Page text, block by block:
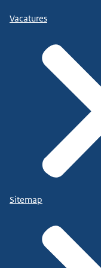
Vacatures
Sitemap